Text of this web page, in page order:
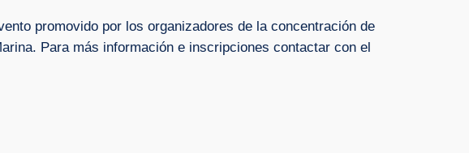
promovido por los organizadores de la concentración de
Para más información e inscripciones contactar con el